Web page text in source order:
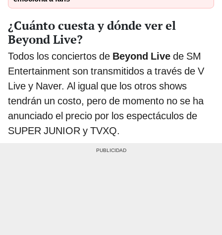
¿Cuánto cuesta y dónde ver el
Beyond Live?
Todos los conciertos de Beyond Live de SM
Entertainment son transmitidos a través de V
Live y Naver. Al igual que los otros shows
tendrán un costo, pero de momento no se ha
anunciado el precio por los espectáculos de
SUPER JUNIOR y TVXQ.